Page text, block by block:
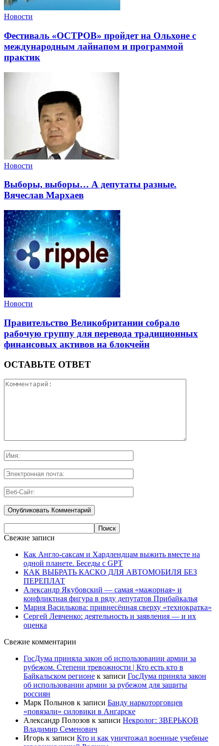
Новости
Фестиваль «ОСТРОВ» пройдет на Ольхоне с
международным лайнапом и программой
практик
Новости
Выборы, выборы… А депутаты разные.
Вячеслав Мархаев
Новости
Правительство Великобритании собрало
рабочую группу для перевода традиционных
финансовых активов на блокчейн
ОСТАВЬТЕ ОТВЕТ
Свежие записи
Как Англо-саксам и Хардлендцам выжить вместе на
одной планете. Беседы с GPT
КАК ВЫБРАТЬ КАСКО ДЛЯ АВТОМОБИЛЯ БЕЗ
ПЕРЕПЛАТ
Александр Якубовский — самая «мажорная» и
конфликтная фигура в ряду депутатов Прибайкалья
Мария Василькова: привнесённая сверху «технократка»
Сергей Левченко: деятельность и заявления — и их
оценка
Свежие комментарии
ГосДума приняла закон об использовании армии за
рубежом. Степени тревожности | Кто есть кто в
Байкальском регионе к записи ГосДума приняла закон
об использовании армии за рубежом для защиты
россиян
Марк Полынов к записи Банду наркоторговцев
«повязали» силовики в Ангарске
Александр Полозов к записи Некролог: ЗВЕРЬКОВ
Владимир Семенович
Игорь к записи Кто и как уничтожал военные учебные